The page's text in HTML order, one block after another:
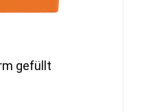
gefüllt